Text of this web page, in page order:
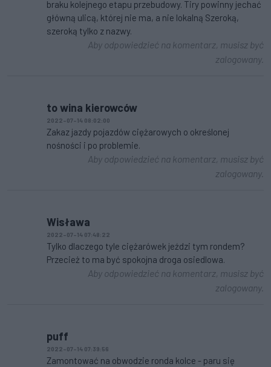
braku kolejnego etapu przebudowy. Tiry powinny jechać
główną ulicą, której nie ma, a nie lokalną Szeroką,
szeroką tylko z nazwy.
Aby odpowiedzieć na komentarz, musisz być
zalogowany.
to wina kierowców
2022-07-14 08:02:00
Zakaz jazdy pojazdów ciężarowych o określonej
nośności i po problemie.
Aby odpowiedzieć na komentarz, musisz być
zalogowany.
Wisława
2022-07-14 07:48:22
Tylko dlaczego tyle ciężarówek jeździ tym rondem?
Przecież to ma być spokojna droga osiedlowa.
Aby odpowiedzieć na komentarz, musisz być
zalogowany.
puff
2022-07-14 07:39:56
Zamontować na obwodzie ronda kolce - paru się